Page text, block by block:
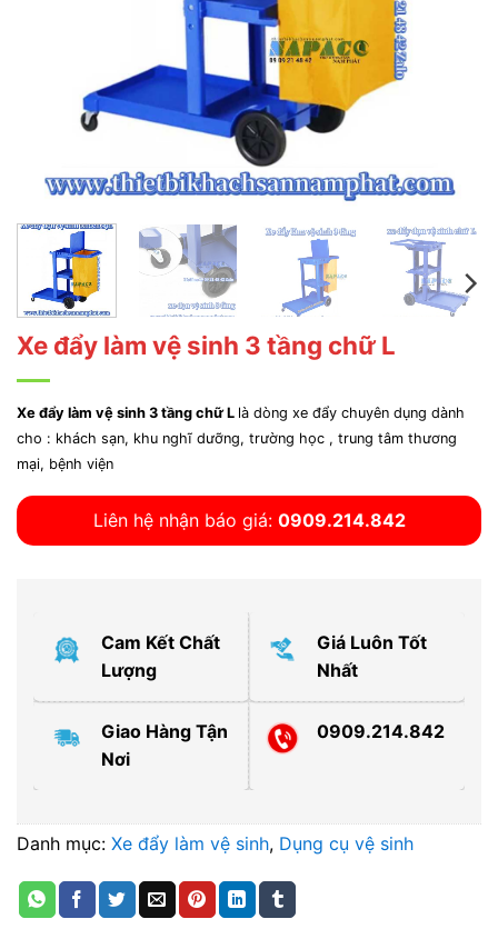
Xe đẩy làm vệ sinh 3 tầng chữ L
Xe đẩy làm vệ sinh 3 tầng chữ L là dòng xe đẩy chuyên dụng dành
cho : khách sạn, khu nghĩ dưỡng, trường học , trung tâm thương
mại, bệnh viện
Liên hệ nhận báo giá: 0909.214.842
Cam Kết Chất
Lượng
Giá Luôn Tốt
Nhất
Giao Hàng Tận
Nơi
0909.214.842
Danh mục: Xe đẩy làm vệ sinh, Dụng cụ vệ sinh